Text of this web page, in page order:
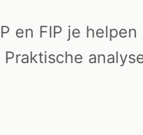
en FIP je helpen